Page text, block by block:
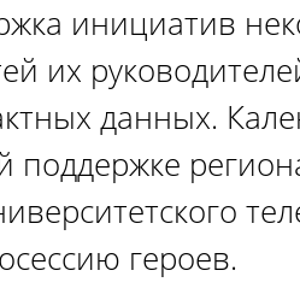
инициатив
их
данных.
поддержке
героев.